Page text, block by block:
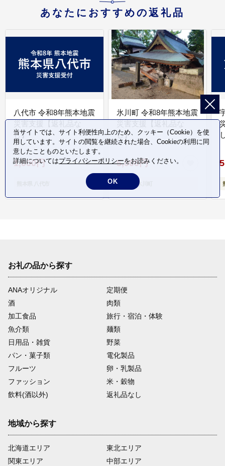
あなたにおすすめの返礼品
八代市 令和8年熊本地震
災害支援【返礼品な
し】
1,000円
氷川町 令和8年熊本地震
災害支援【返礼品な
し】
5,000円
熊本県 氷川町
お礼の品から探す
ANAオリジナル
定期便
酒
肉類
加工食品
旅行・宿泊・体験
魚介類
麺類
日用品・雑貨
野菜
パン・菓子類
電化製品
フルーツ
卵・乳製品
ファッション
米・穀物
飲料(酒以外)
返礼品なし
地域から探す
北海道エリア
関東エリア
東北エリア
中部エリア
当サイトでは、サイト利便性向上のため、クッキー（Cookie）を使
用しています。サイトの閲覧を継続された場合、Cookieの利用に同
意したことものといたします。
詳細についてはプライバシーポリシーをお読みください。
OK